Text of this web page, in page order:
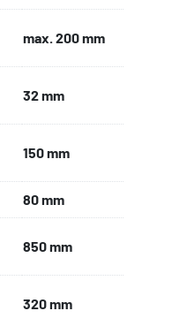
max. 200 mm
32 mm
150 mm
80 mm
850 mm
320 mm